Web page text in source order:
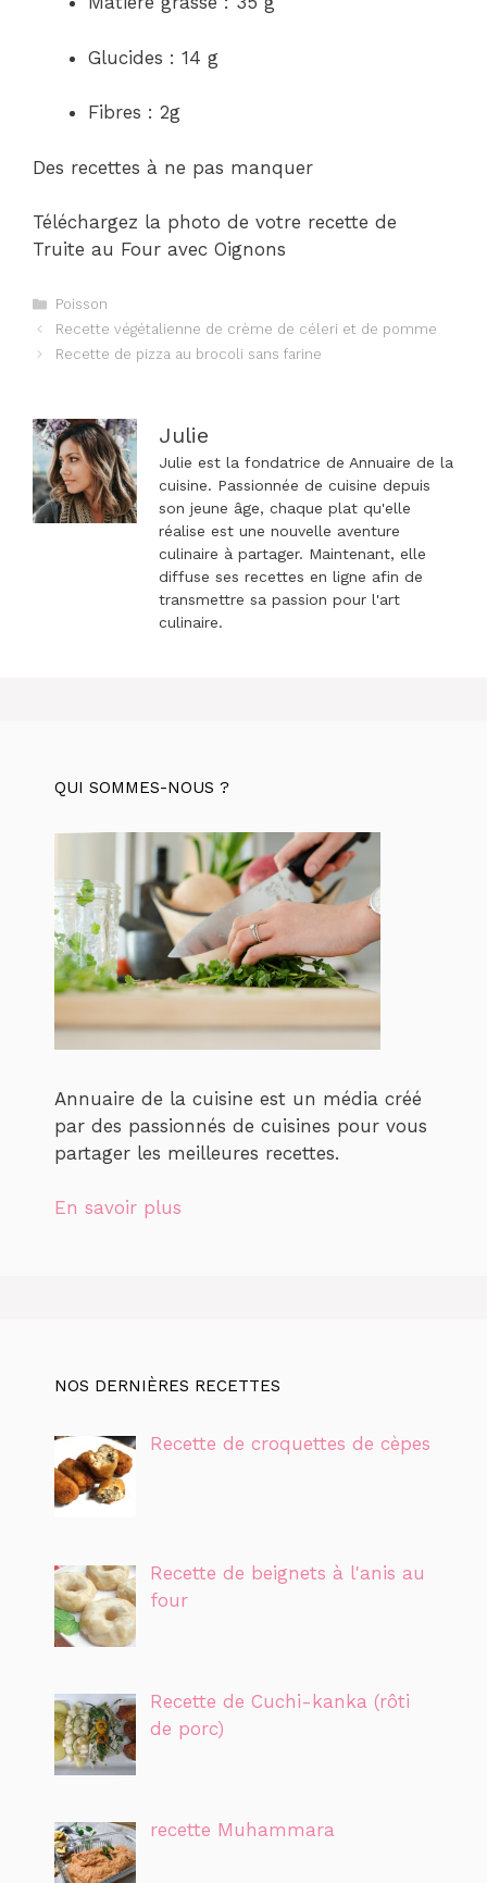
Glucides : 14 g
Fibres : 2g
Des recettes à ne pas manquer
Téléchargez la photo de votre recette de
Truite au Four avec Oignons
Catégories
Poisson
Navigation
des
Recette végétalienne de crème de céleri et de pomme
Recette de pizza au brocoli sans farine
Julie
Julie est la fondatrice de Annuaire de la
cuisine. Passionnée de cuisine depuis
son jeune âge, chaque plat qu'elle
réalise est une nouvelle aventure
culinaire à partager. Maintenant, elle
diffuse ses recettes en ligne afin de
transmettre sa passion pour l'art
culinaire.
QUI SOMMES-NOUS ?
Annuaire de la cuisine est un média créé
par des passionnés de cuisines pour vous
partager les meilleures recettes.
En savoir plus
NOS DERNIÈRES RECETTES
Recette de croquettes de cèpes
Recette de beignets à l'anis au
four
Recette de Cuchi-kanka (rôti
de porc)
recette Muhammara